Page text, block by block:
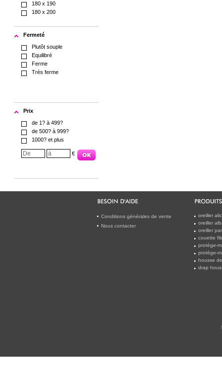
180 x 190
180 x 200
Fermeté
Plutôt souple
Equilibré
Ferme
Très ferme
Prix
de 1? à 499?
de 500? à 999?
1000? et plus
€
Conditions générales de vente
Nous contacter
oreiller
oreiller
oreiller
couette
protège-
protège-
housse
drap